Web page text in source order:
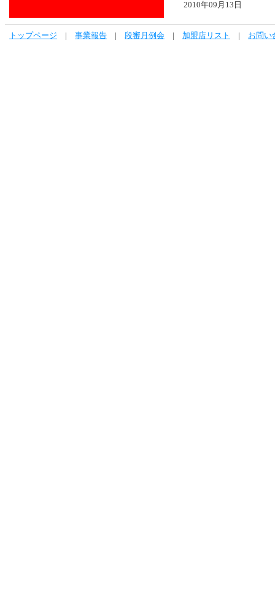
2010年09月13日
トップページ 事業報告 段審月例会 加盟店リスト お問い